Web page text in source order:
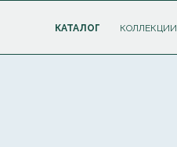
КАТАЛОГ КОЛЛЕКЦИИ